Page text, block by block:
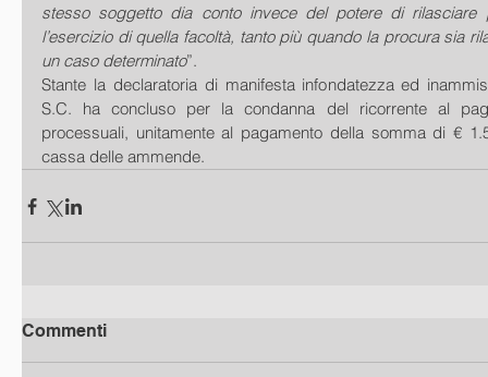
stesso soggetto dia conto invece del potere di rilasciare
l’esercizio di quella facoltà, tanto più quando la procura sia
un caso determinato”.
Stante la declaratoria di manifesta infondatezza ed
S.C. ha concluso per la condanna del ricorrente al
processuali, unitamente al pagamento della somma di €
cassa delle ammende.
Commenti